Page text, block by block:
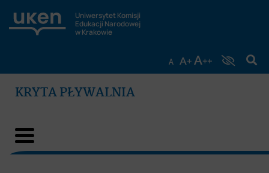
Uniwersytet Komisji
Edukacji Narodowej
w Krakowie
KRYTA PŁYWALNIA